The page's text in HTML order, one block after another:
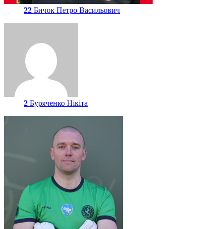
22 Бичок Петро Васильович
2 Буряченко Нікіта